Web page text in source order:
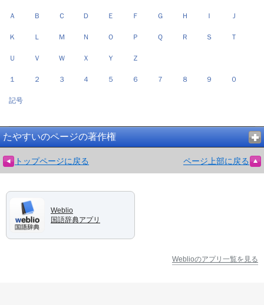
Ａ Ｂ Ｃ Ｄ Ｅ Ｆ Ｇ Ｈ Ｉ Ｊ
Ｋ Ｌ Ｍ Ｎ Ｏ Ｐ Ｑ Ｒ Ｓ Ｔ
Ｕ Ｖ Ｗ Ｘ Ｙ Ｚ
１ ２ ３ ４ ５ ６ ７ ８ ９ ０
記号
たやすいのページの著作権
トップページに戻る ページ上部に戻る
Weblio
国語辞典アプリ
Weblioのアプリ一覧を見る